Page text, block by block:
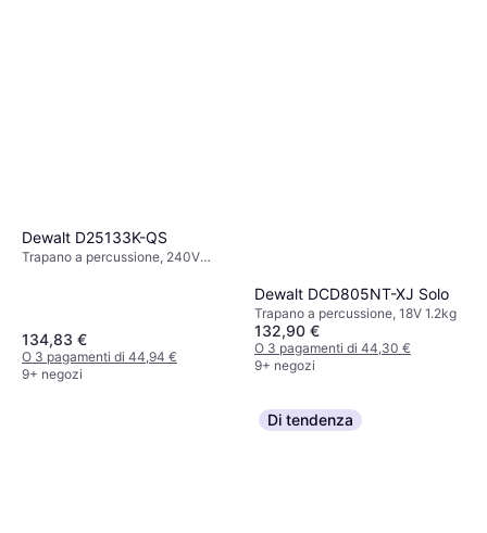
Dewalt D25133K-QS
Trapano a percussione, 240V
134,83 €
O 3 pagamenti di 44,94 €
9+ negozi
Dewalt DCD805NT-XJ Solo
Trapano a percussione, 18V 1.2kg
132,90 €
O 3 pagamenti di 44,30 €
9+ negozi
Di tendenza